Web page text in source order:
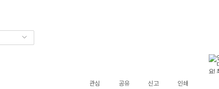
관심 공유 신고 인쇄